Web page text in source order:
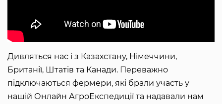
Дивляться нас і з Казахстану, Німеччини,
Британії, Штатів та Канади. Переважно
підключаються фермери, які брали участь у
нашій Онлайн АгроЕкспедиції та надавали нам